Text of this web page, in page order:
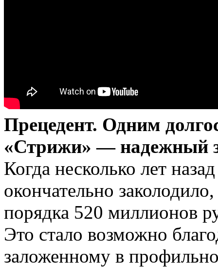
Прецедент. Одним
«Стрижи» — надежный
Когда несколько лет
окончательно
порядка 520 миллионов
Это стало возможно
заложенному в